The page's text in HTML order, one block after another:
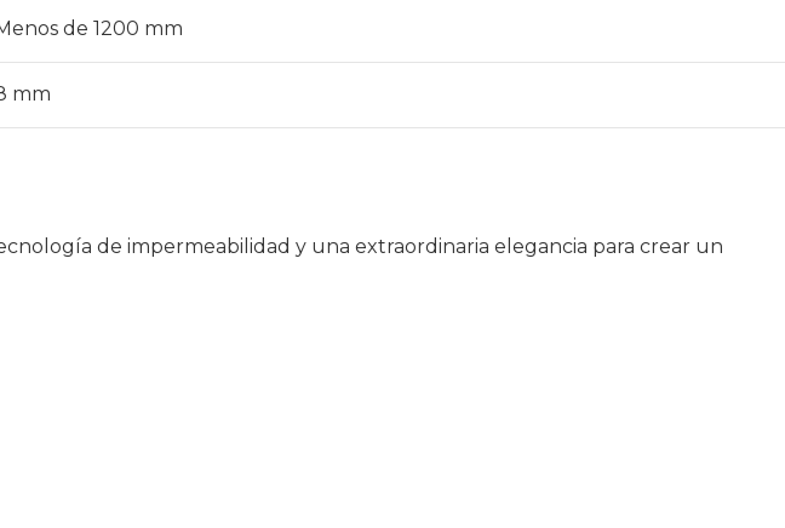
de 1200 mm
mm
de impermeabilidad y una extraordinaria elegancia para crear un